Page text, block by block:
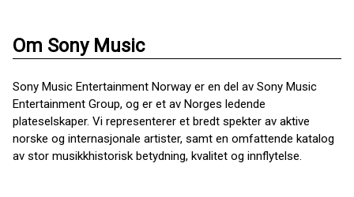
Om Sony Music
Sony Music Entertainment Norway er en del av Sony Music
Entertainment Group, og er et av Norges ledende
plateselskaper. Vi representerer et bredt spekter av aktive
norske og internasjonale artister, samt en omfattende katalog
av stor musikkhistorisk betydning, kvalitet og innflytelse.